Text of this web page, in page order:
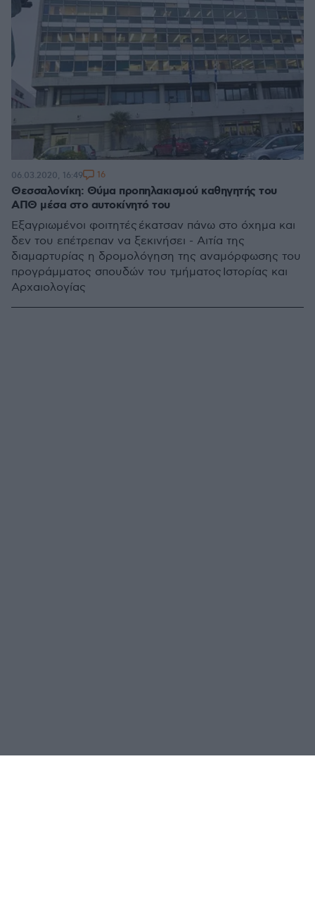
Θεσσαλονίκη: Θύμα προπηλακισμού καθηγητής του
ΑΠΘ μέσα στο αυτοκίνητό του
Εξαγριωμένοι φοιτητές έκατσαν πάνω στο όχημα και
δεν του επέτρεπαν να ξεκινήσει - Αιτία της
διαμαρτυρίας η δρομολόγηση της αναμόρφωσης του
προγράμματος σπουδών του τμήματος Ιστορίας και
Αρχαιολογίας
06.03.2020, 16:49 16